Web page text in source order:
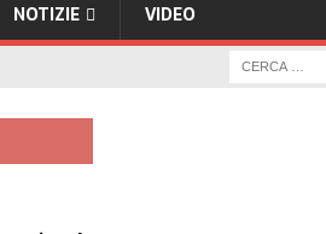
NOTIZIE VIDEO